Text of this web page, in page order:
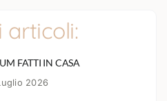
articoli:
FATTI IN CASA
2026